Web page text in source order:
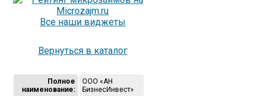
Все наши виджеты
Вернуться в каталог
Полное
наименование:
ООО «АН
БизнесИнвест»